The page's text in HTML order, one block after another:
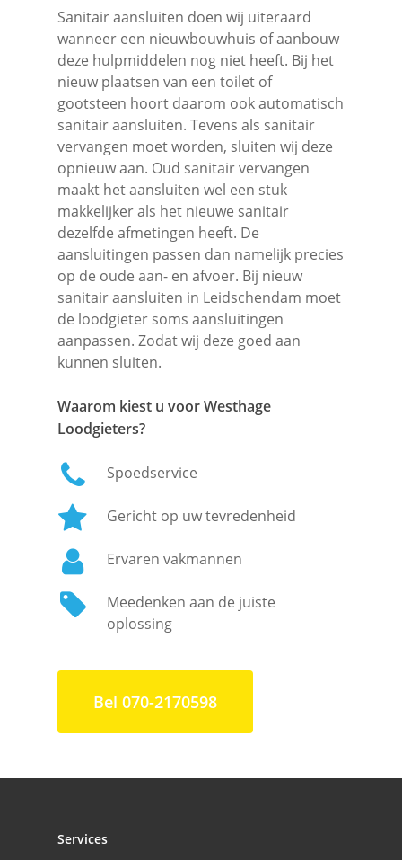
Sanitair aansluiten doen wij uiteraard
wanneer een nieuwbouwhuis of aanbouw
deze hulpmiddelen nog niet heeft. Bij het
nieuw plaatsen van een toilet of
gootsteen hoort daarom ook automatisch
sanitair aansluiten. Tevens als sanitair
vervangen moet worden, sluiten wij deze
opnieuw aan. Oud sanitair vervangen
maakt het aansluiten wel een stuk
makkelijker als het nieuwe sanitair
dezelfde afmetingen heeft. De
aansluitingen passen dan namelijk precies
op de oude aan- en afvoer. Bij nieuw
sanitair aansluiten in Leidschendam moet
de loodgieter soms aansluitingen
aanpassen. Zodat wij deze goed aan
kunnen sluiten.
Waarom kiest u voor Westhage
Loodgieters?
Spoedservice
Gericht op uw tevredenheid
Ervaren vakmannen
Meedenken aan de juiste
oplossing
Bel 070-2170598
Services